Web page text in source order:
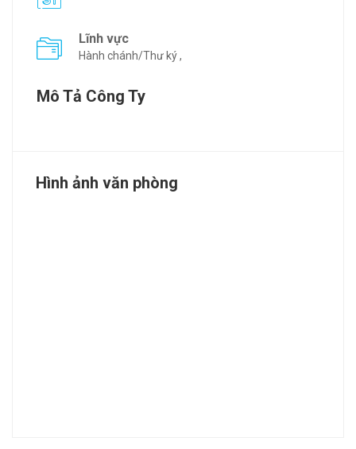
Lĩnh vực
Hành chánh/Thư ký ,
Mô Tả Công Ty
Hình ảnh văn phòng